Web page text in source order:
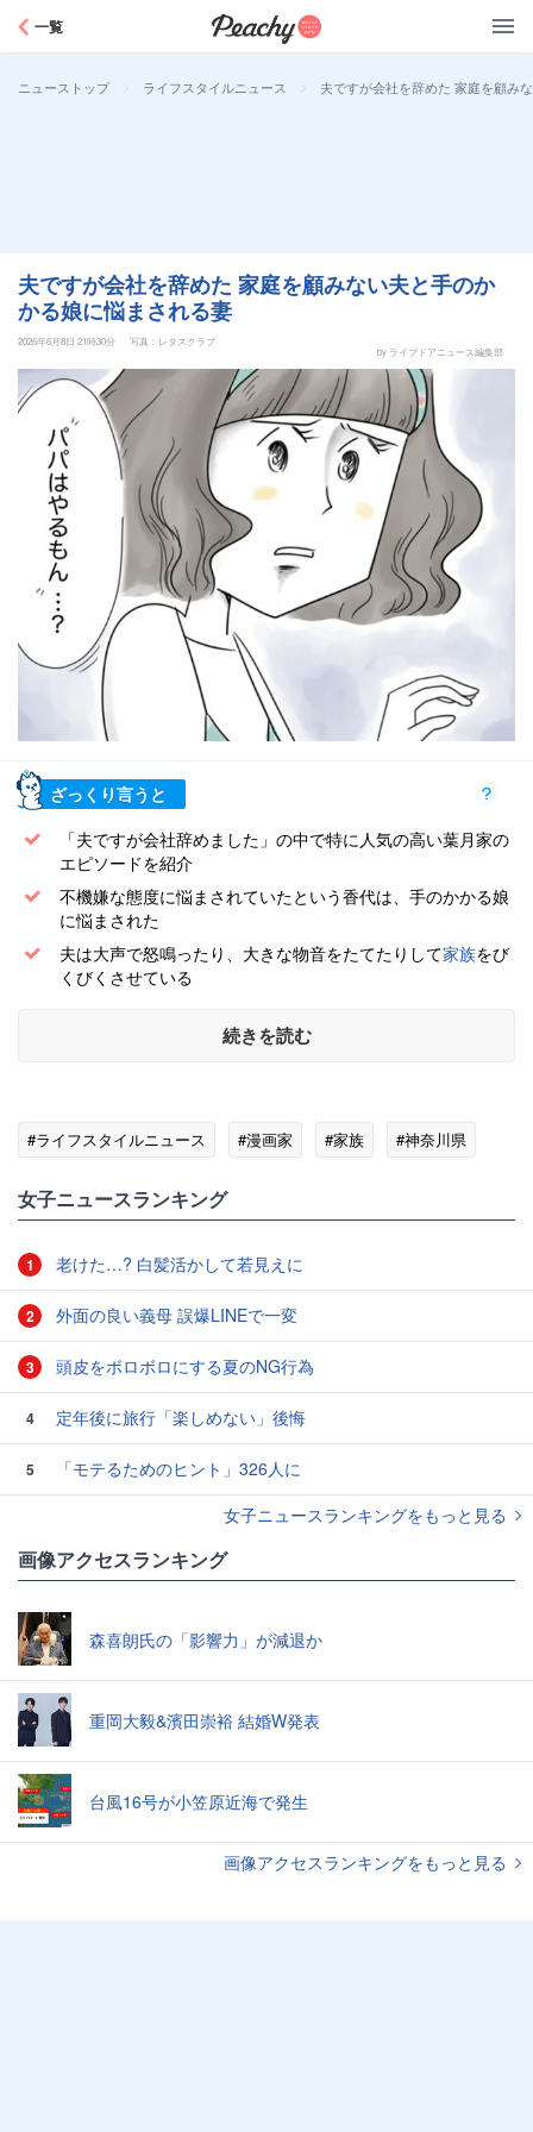
一覧
ニューストップ > ライフスタイルニュース > 夫ですが会社を辞めた 家庭を顧み
夫ですが会社を辞めた 家庭を顧みない夫と手のか
かる娘に悩まされる妻
2026年6月8日 21時30分
写真：レタスクラブ
by ライブドアニュース編集部
ざっくり言うと
「夫ですが会社辞めました」の中で特に人気の高い葉月家の
エピソードを紹介
不機嫌な態度に悩まされていたという香代は、手のかかる娘
に悩まされた
夫は大声で怒鳴ったり、大きな物音をたてたりして家族をび
くびくさせている
続きを読む
#ライフスタイルニュース #漫画家 #家族 #神奈川県
女子ニュースランキング
1 老けた…? 白髪活かして若見えに
2 外面の良い義母 誤爆LINEで一変
3 頭皮をボロボロにする夏のNG行為
4 定年後に旅行「楽しめない」後悔
5
「モテるためのヒント」326人に
女子ニュースランキングをもっと見る
画像アクセスランキング
森喜朗氏の「影響力」が減退か
重岡大毅&濱田崇裕 結婚W発表
台風16号が小笠原近海で発生
画像アクセスランキングをもっと見る